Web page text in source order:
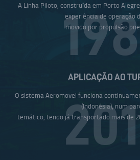
A Linha Piloto, construída em Porto
experiência de operação
movido por propulsão
APLICAÇÃO AO
O sistema Aeromovel funciona
(Indonésia), num
temático, tendo já transportado mais de